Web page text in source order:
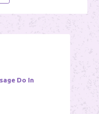
Samedi
17
à
Do In